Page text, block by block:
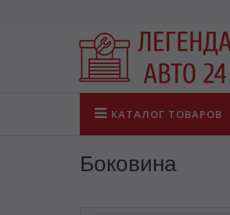
КАТАЛОГ ТОВАРОВ
Боковина